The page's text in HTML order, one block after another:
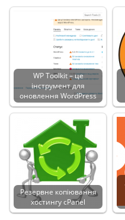
WP Toolkit – це
інструмент для
оновлення WordPress
Резервне копіювання
хостингу cPanel